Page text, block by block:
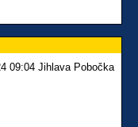
09:04 Jihlava Pobočka